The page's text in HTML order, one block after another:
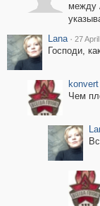
между
Lana · 27
Господи,
konvert
Чем